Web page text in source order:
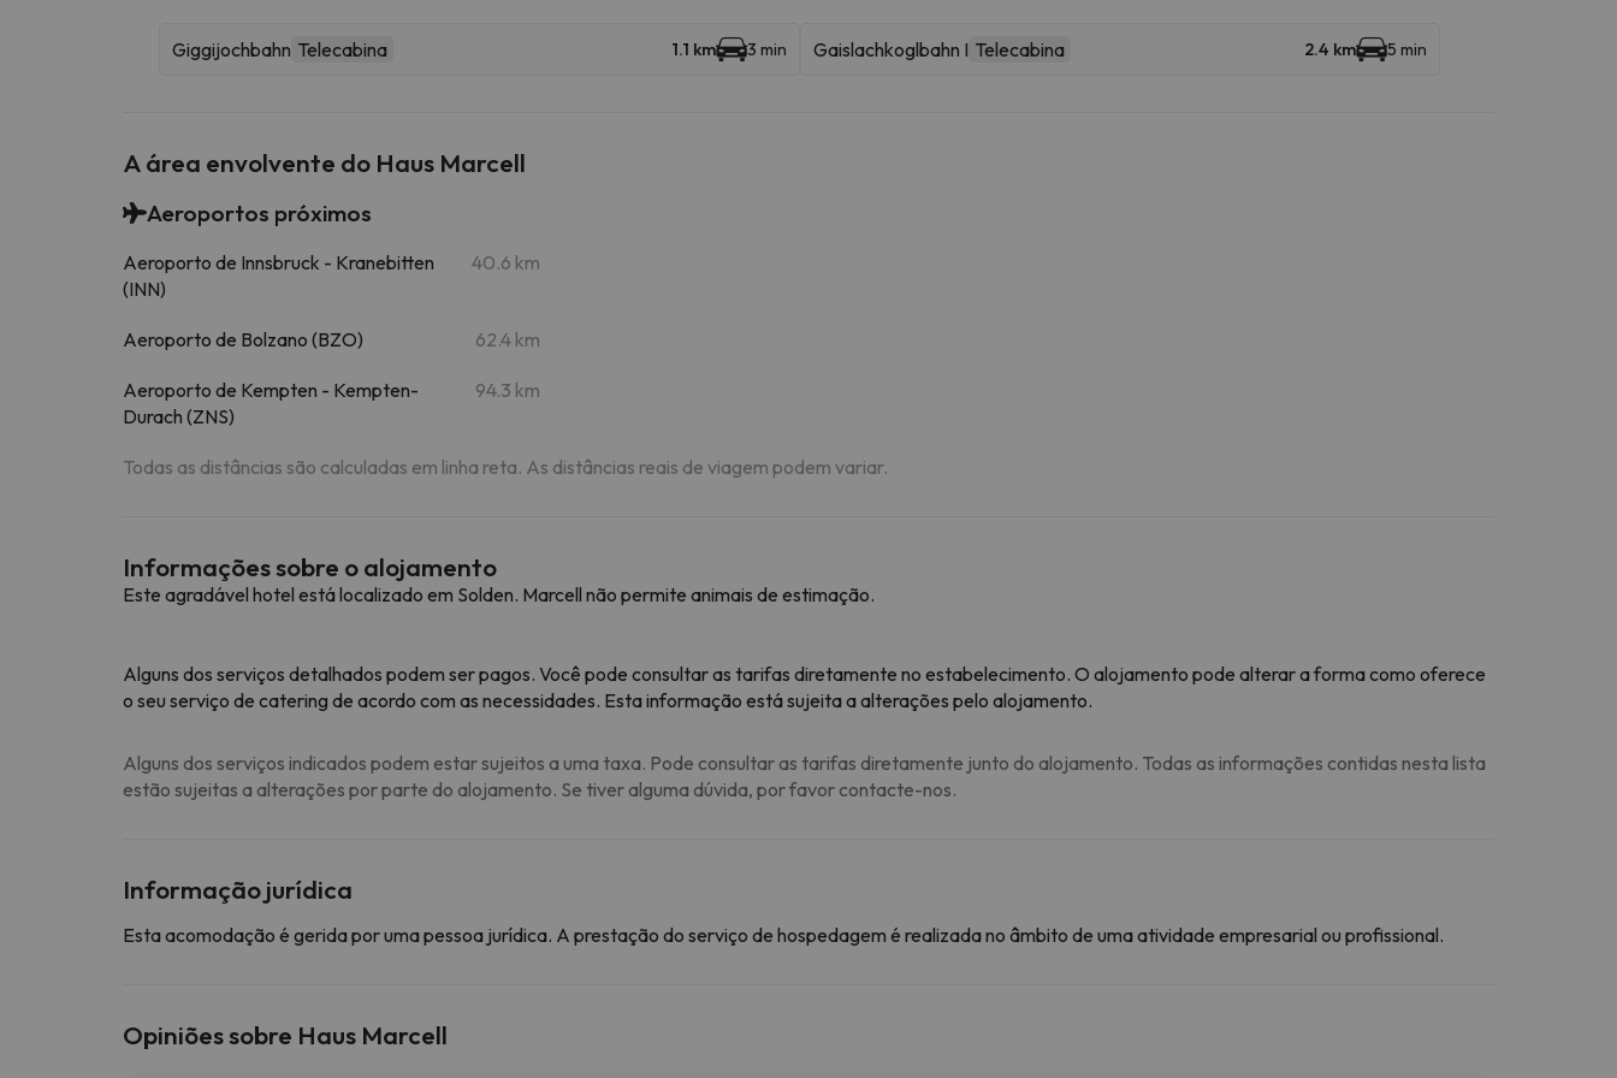
Giggijochbahn Telecabina 1.1 km 3 min Gaislachkoglbahn I Telecabina 2.4 km 5 min
A área envolvente do Haus Marcell
Aeroportos próximos
Aeroporto de Innsbruck - Kranebitten
(INN)
40.6 km
Aeroporto de Bolzano (BZO) 62.4 km
Aeroporto de Kempten - Kempten-
Durach (ZNS)
94.3 km
Todas as distâncias são calculadas em linha reta. As distâncias reais de viagem podem variar.
Informações sobre o alojamento
Este agradável hotel está localizado em Solden. Marcell não permite animais de estimação.
Alguns dos serviços detalhados podem ser pagos. Você pode consultar as tarifas diretamente no estabelecimento. O alojamento pode alterar a forma como oferece
o seu serviço de catering de acordo com as necessidades. Esta informação está sujeita a alterações pelo alojamento.
Alguns dos serviços indicados podem estar sujeitos a uma taxa. Pode consultar as tarifas diretamente junto do alojamento. Todas as informações contidas nesta lista
estão sujeitas a alterações por parte do alojamento. Se tiver alguma dúvida, por favor contacte-nos.
Informação jurídica
Esta acomodação é gerida por uma pessoa jurídica. A prestação do serviço de hospedagem é realizada no âmbito de uma atividade empresarial ou profissional.
Opiniões sobre Haus Marcell